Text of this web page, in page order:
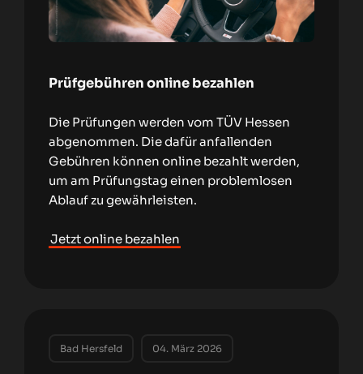
Prüfgebühren online bezahlen
Die Prüfungen werden vom TÜV Hessen
abgenommen. Die dafür anfallenden
Gebühren können online bezahlt werden,
um am Prüfungstag einen problemlosen
Ablauf zu gewährleisten.
Jetzt online bezahlen
Bad Hersfeld 04. März 2026